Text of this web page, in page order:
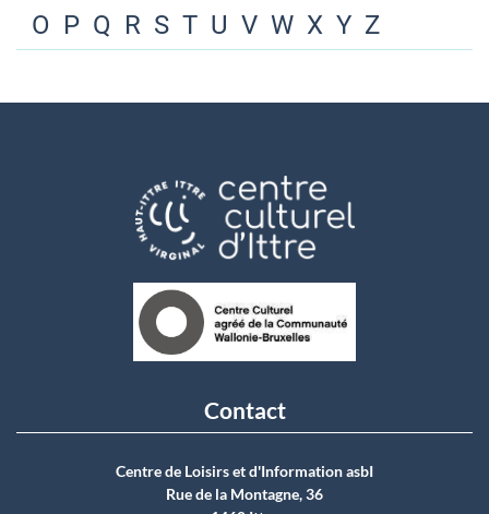
O P Q R S T U V W X Y Z
Contact
Centre de Loisirs et d'Information asbI
Rue de la Montagne, 36